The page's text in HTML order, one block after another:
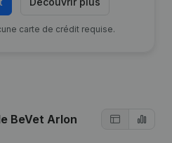
carte de crédit requise.
BeVet Arlon